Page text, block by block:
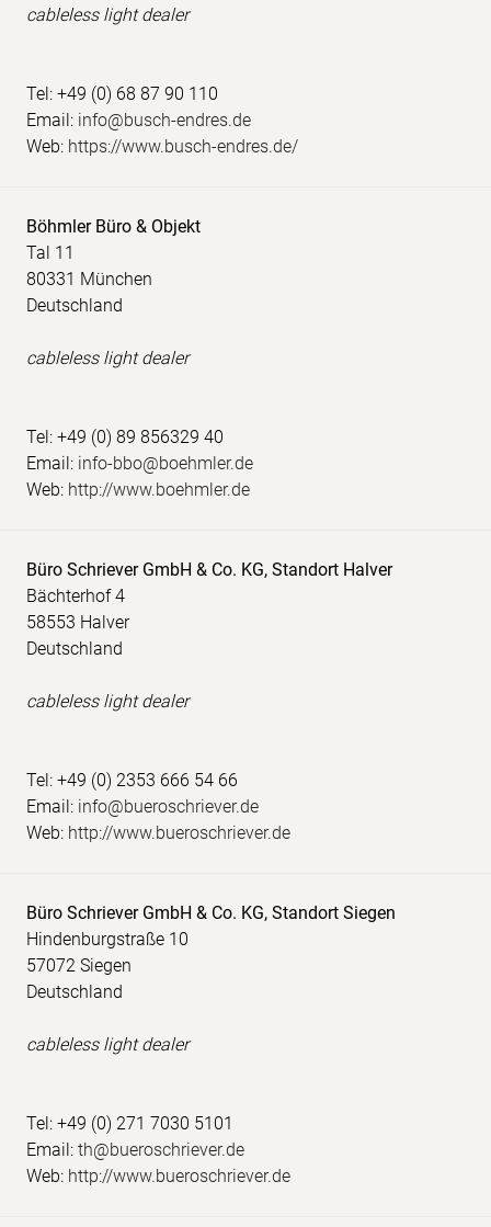
cableless light dealer
Tel: +49 (0) 68 87 90 110
Email: info@busch-endres.de
Web: https://www.busch-endres.de/
Böhmler Büro & Objekt
Tal 11
80331 München
Deutschland
cableless light dealer
Tel: +49 (0) 89 856329 40
Email: info-bbo@boehmler.de
Web: http://www.boehmler.de
Büro Schriever GmbH & Co. KG, Standort Halver
Bächterhof 4
58553 Halver
Deutschland
cableless light dealer
Tel: +49 (0) 2353 666 54 66
Email: info@bueroschriever.de
Web: http://www.bueroschriever.de
Büro Schriever GmbH & Co. KG, Standort Siegen
Hindenburgstraße 10
57072 Siegen
Deutschland
cableless light dealer
Tel: +49 (0) 271 7030 5101
Email: th@bueroschriever.de
Web: http://www.bueroschriever.de